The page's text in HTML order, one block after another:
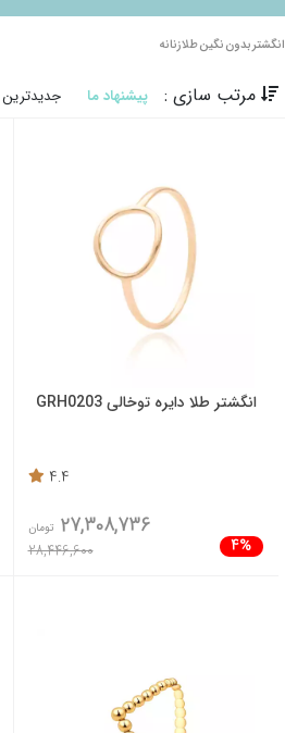
انگشتر بدون نگین طلا زنانه
مرتب سازی : پیشنهاد ما جدیدترین
انگشتر طلا دایره توخالی GRH0203
4.4
4%
27,308,736 تومان
28,446,600